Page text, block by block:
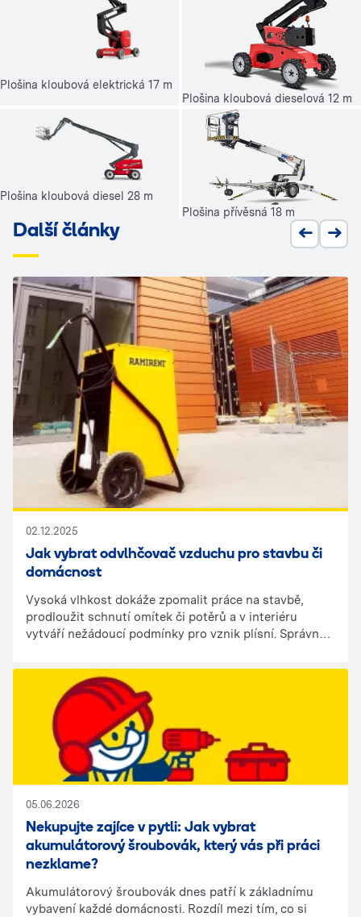
Plošina kloubová elektrická 17 m
Plošina kloubová dieselová 12 m
Plošina kloubová diesel 28 m
Plošina přívěsná 18 m
Další články
02.12.2025
Jak vybrat odvlhčovač vzduchu pro stavbu či
domácnost
Vysoká vlhkost dokáže zpomalit práce na stavbě,
prodloužit schnutí omítek či potěrů a v interiéru
vytváří nežádoucí podmínky pro vznik plísní. Správně
pomáhá předejít problémům, které by jinak mohly
poškodit materiály nebo prodloužit plánované práce.
Klíčem je vybrat zařízení podle typu prostoru, rozsahu
vlhkosti a požadované rychlosti vysoušení.
05.06.2026
Nekupujte zajíce v pytli: Jak vybrat
akumulátorový šroubovák, který vás při práci
nezklame?
Akumulátorový šroubovák dnes patří k základnímu
vybavení každé domácnosti. Rozdíl mezi tím, co si